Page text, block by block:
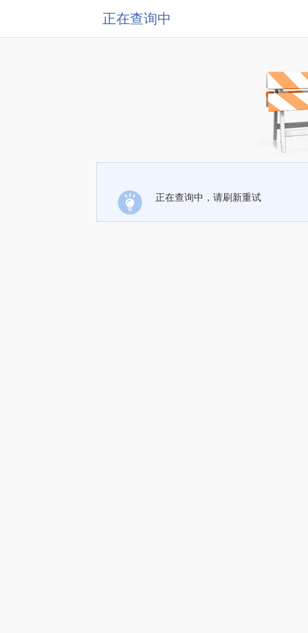
正在查询中
正在查询中，请刷新重试